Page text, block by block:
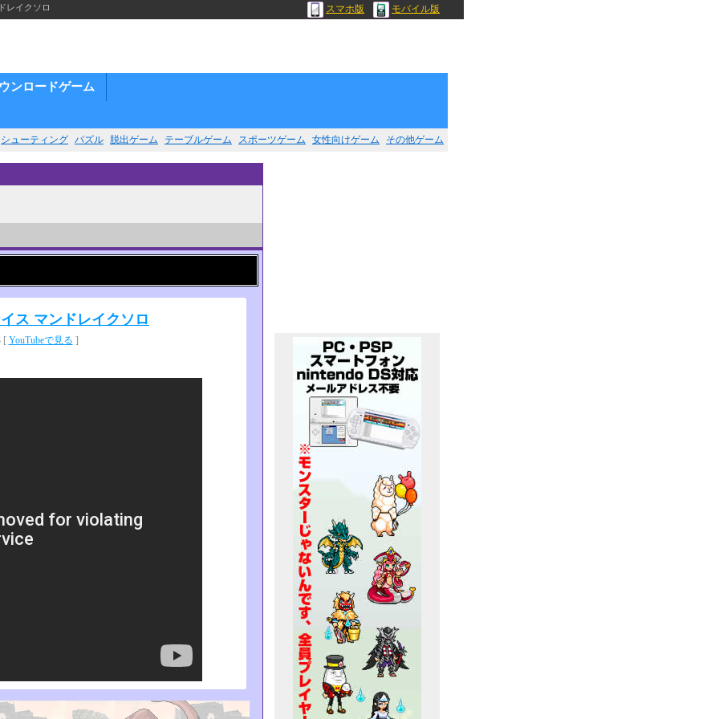
レイクソロ スマホ版 モバイル版
ンロードゲーム
シューティング パズル 脱出ゲーム テーブルゲーム スポーツゲーム 女性向けゲーム その他ゲーム
ス マンドレイクソロ
[ YouTubeで見る ]